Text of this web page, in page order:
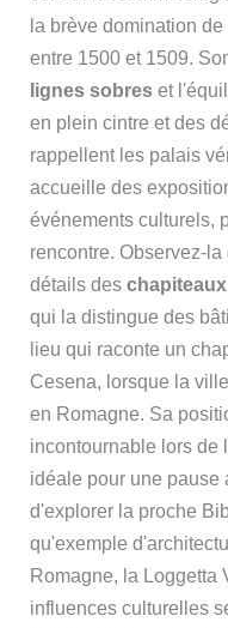
la brève domination
entre 1500 et 1509.
lignes sobreset
en plein cintre et des
rappellent les palais
accueille des
événements culturels,
rencontre. Observez-
détails des
qui la distingue des
lieu qui raconte un
Cesena, lorsque la
en Romagne. Sa
incontournable lors de
idéale pour une pause
d'explorer la proche
qu'exemple
Romagne, la Loggetta
influences culturelles